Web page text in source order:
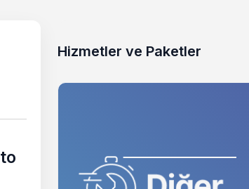
Hizmetler ve Paketler